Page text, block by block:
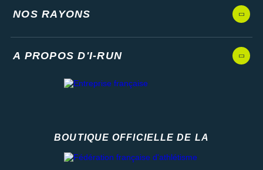
NOS RAYONS
A PROPOS D'I-RUN
BOUTIQUE OFFICIELLE DE LA